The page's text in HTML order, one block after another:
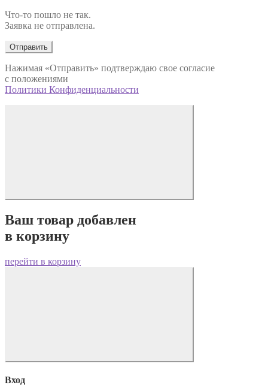
Что-то пошло не так.
Заявка не отправлена.
Отправить
Нажимая «Отправить» подтверждаю свое согласие
с положениями
Политики Конфиденциальности
Ваш товар добавлен
в корзину
перейти в корзину
Вход